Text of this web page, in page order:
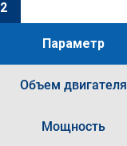
Параметр
Объем двигателя
Мощность